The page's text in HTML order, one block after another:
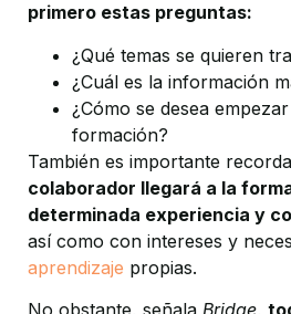
primero estas preguntas:
¿Qué temas se quieren
¿Cuál es la información
¿Cómo se desea
formación?
También es importante
colaborador llegará a la
determinada experiencia y
así como con intereses y
aprendizaje propias.
No obstante, señala Bridge,